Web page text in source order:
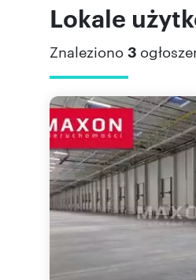
Lokale
Znaleziono 3